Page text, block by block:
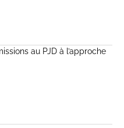
au PJD à l’approche